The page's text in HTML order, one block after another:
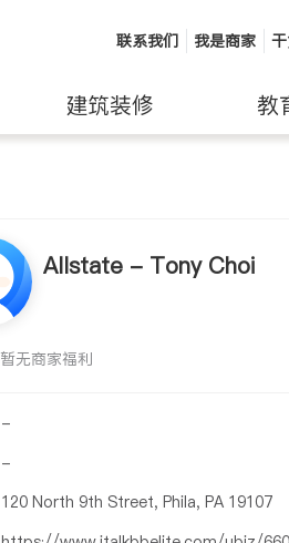
联系我们 我是商家
建筑装修 教
Allstate - Tony Choi
暂无商家福利
-
-
120 North 9th Street, Phila, PA 19107